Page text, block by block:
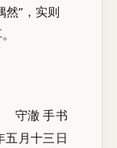
然”，实则
守澈 手书
五月十三日